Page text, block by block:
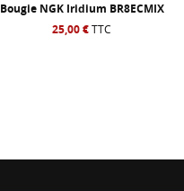
Bougie NGK Iridium BR8ECMIX
25,00 €TTC